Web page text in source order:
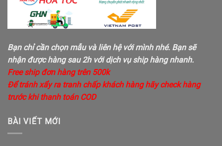
Bạn chỉ cần chọn mẫu và liên hệ với mình nhé. Bạn sẽ
nhận được hàng sau 2h với dịch vụ ship hàng nhanh.
Free ship đơn hàng trên 500k
Để tránh xẩy ra tranh chấp khách hàng hãy check hàng
trước khi thanh toán COD
BÀI VIẾT MỚI